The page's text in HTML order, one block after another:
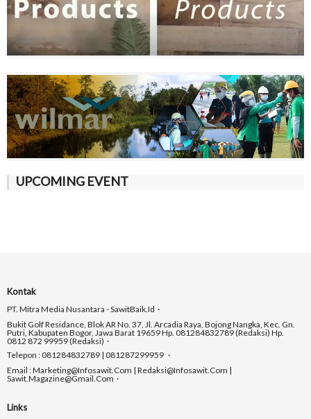
UPCOMING EVENT
Kontak
PT. Mitra Media Nusantara - SawitBaik.id
Bukit Golf Residance, Blok AR No. 37, Jl. Arcadia Raya, Bojong Nangka, Kec. Gn.
Putri, Kabupaten Bogor, Jawa Barat 19659 Hp. 081284832789 (Redaksi) Hp.
0812 872 99959 (Redaksi)
Telepon : 081284832789 | 081287299959
Email : Marketing@infosawit.com | Redaksi@infosawit.com |
Sawit.magazine@gmail.com
Links